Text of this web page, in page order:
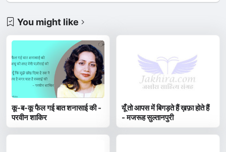
You might like
कू-ब-कू फैल गई बात शनासाई की -
परवीन शाकिर
यूँ तो आपस में बिगड़ते हैं ख़फ़ा होते हैं
- मजरूह सुल्तानपुरी